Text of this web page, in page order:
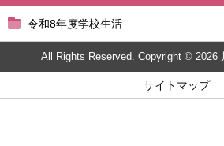
令和8年度学校生活
All Rights Reserved. Copyright © 2026
サイトマップ